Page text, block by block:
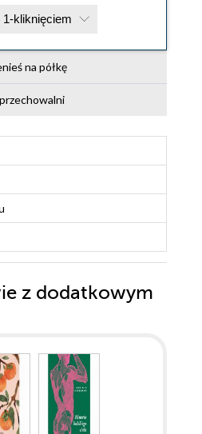
1-kliknięciem
na półkę
z dodatkowym